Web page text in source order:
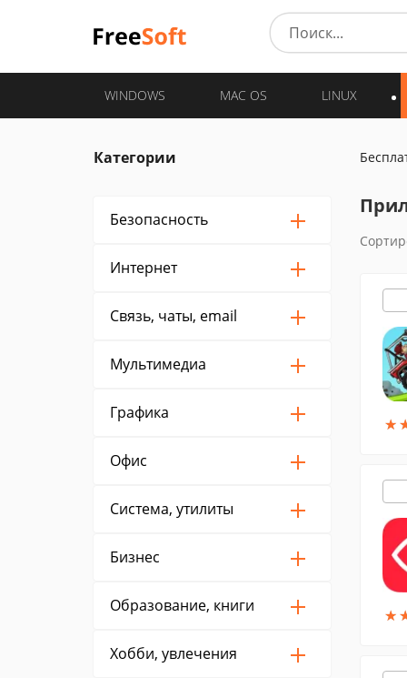
WINDOWS MAC OS LINUX
Категории
Безопасность
Интернет
Связь, чаты, email
Мультимедиа
Графика
Офис
Система, утилиты
Бизнес
Образование, книги
Хобби, увлечения
★
★
★
★